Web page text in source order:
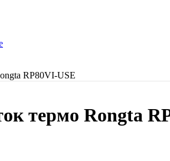
RP80VI-USE
термо Rongta